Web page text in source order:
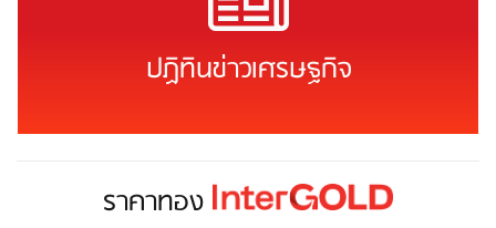
ปฏิทินข่าวเศรษฐกิจ
ราคาทอง